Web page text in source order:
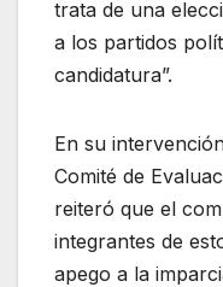
trata de una
a los partidos
candidatura”.
En su
Comité de
reiteró que el
integrantes de
apego a la